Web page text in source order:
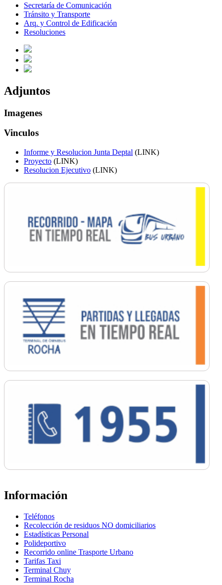
Secretaría de Comunicación
Tránsito y Transporte
Arq. y Control de Edificación
Resoluciones
Adjuntos
Imagenes
Vinculos
Informe y Resolucion Junta Deptal (LINK)
Proyecto (LINK)
Resolucion Ejecutivo (LINK)
Información
Teléfonos
Recolección de residuos NO domiciliarios
Estadísticas Personal
Polideportivo
Recorrido online Trasporte Urbano
Tarifas Taxi
Terminal Chuy
Terminal Rocha